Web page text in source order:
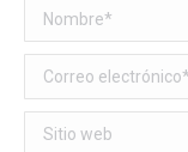
Nombre *
Correo electrónico *
Sitio web